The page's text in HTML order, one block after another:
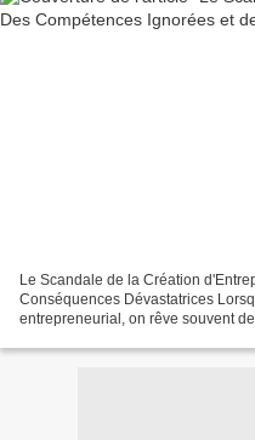
Le Scandale de la Création
Conséquences Dévastatrices
entrepreneurial, on rêve souvent